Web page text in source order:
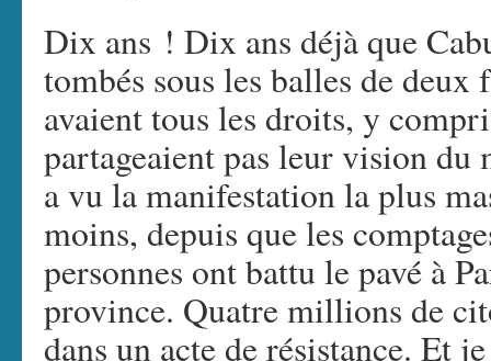
Dix ans ! Dix ans déjà que
tombés sous les balles de deux
avaient tous les droits, y
partageaient pas leur vision du
a vu la manifestation la plus
moins, depuis que les
personnes ont battu le pavé à
province. Quatre millions de
dans un acte de résistance. Et